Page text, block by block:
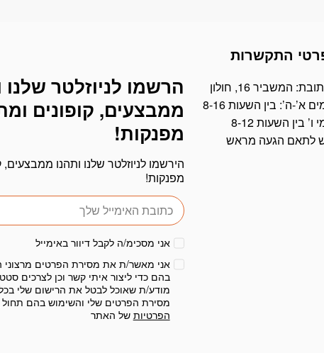
התקשרות
המשביר 16, חולון
א’-ה’: בין השעות 8-16
ו’ בין השעות 8-12
לתאם הגעה מראש
הרשמו לניוזלטר שלנו
ממבצעים, קופונים
מפנקות!
הירשמו לניוזלטר שלנו ותהנו ממבצעים,
מפנקות!
דוא׳׳ל
אני מסכימ/ה לקבל דיוור באימייל
אני מאשר/ת את מסירת הפרטים מרצוני
בהם כדי ליצור איתי קשר וכן לצרכים
מודע/ת שאוכל לבטל את הרישום שלי
מסירת הפרטים שלי והשימוש בהם תחול
הפרטיות של האתר